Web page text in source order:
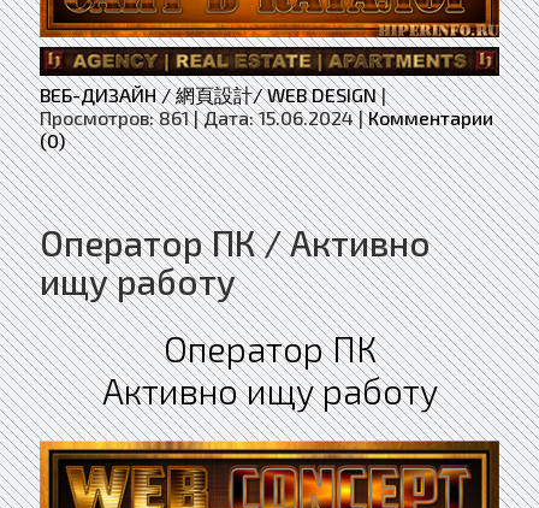
ВЕБ-ДИЗАЙН / 網頁設計/ WEB DESIGN|
Просмотров: 861|Дата: 15.06.2024 |Комментарии
(0)
Оператор ПК / Активно
ищу работу
Оператор ПК
Активно ищу работу